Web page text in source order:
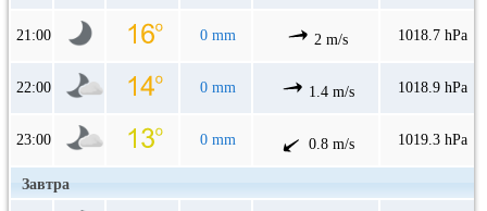
21:00 0 mm 2 m/s 1018.7 hPa
22:00 0 mm 1.4 m/s 1018.9 hPa
23:00 0 mm 0.8 m/s 1019.3 hPa
Завтра